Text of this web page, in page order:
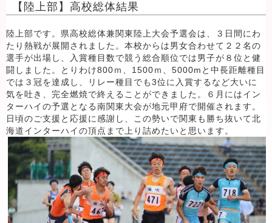
【陸上部】高校総体結果
陸上部です。県高校総体兼関東陸上大会予選会は、３日間にわ
たり熱戦が展開されました。本校からは男女合わせて２２名の
選手が出場し、入賞種目数で競う総合順位では男子が８位と健
闘しました。とりわけ800ｍ、1500ｍ、5000mと中長距離種目
では３冠を達成し、リレー種目でも3位に入賞するなど大いに
気を吐き、完全燃焼で終えることができました。６月にはイン
ターハイの予選となる南関東大会が地元甲府で開催されます。
日頃のご支援と応援に感謝し、この勢いで関東も勝ち抜いて北
海道インターハイの頂点まで上り詰めたいと思います。